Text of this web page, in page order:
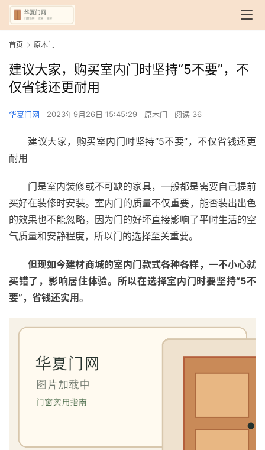
首页 原木门
建议大家，购买室内门时坚持“5不要”，不
仅省钱还更耐用
华夏门网 2023年9月26日 15:45:29 原木门 阅读 36
建议大家，购买室内门时坚持“5不要”，不仅省钱还更
耐用
门是室内装修或不可缺的家具，一般都是需要自己提前
买好在装修时安装。室内门的质量不仅重要，能否装出出色
的效果也不能忽略，因为门的好坏直接影响了平时生活的空
气质量和安静程度，所以门的选择至关重要。
但现如今建材商城的室内门款式各种各样，一不小心就
买错了，影响居住体验。所以在选择室内门时要坚持“5不
要”，省钱还实用。